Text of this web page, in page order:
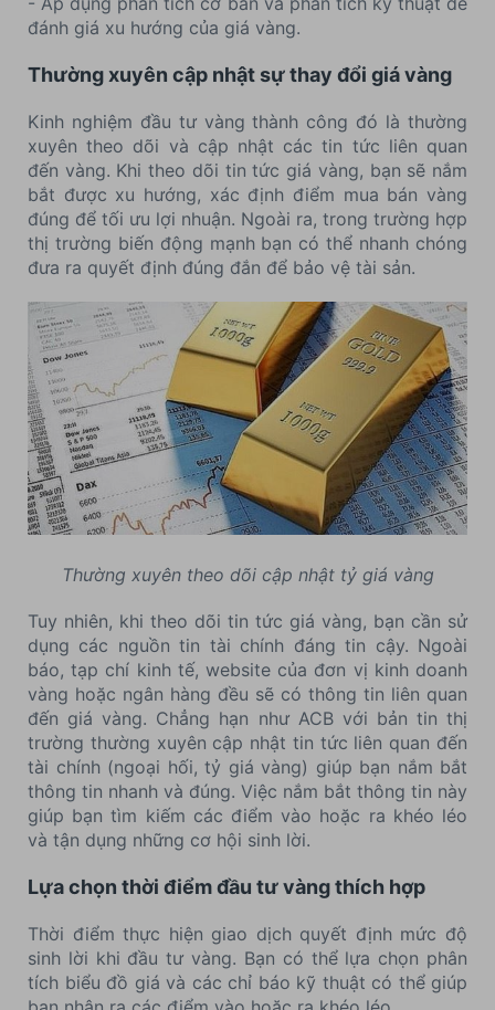
đánh giá xu hướng của giá vàng.
Thường xuyên cập nhật sự thay đổi giá vàng
Kinh nghiệm đầu tư vàng thành công đó là thường
xuyên theo dõi và cập nhật các tin tức liên quan
đến vàng. Khi theo dõi tin tức giá vàng, bạn sẽ nắm
bắt được xu hướng, xác định điểm mua bán vàng
đúng để tối ưu lợi nhuận. Ngoài ra, trong trường hợp
thị trường biến động mạnh bạn có thể nhanh chóng
đưa ra quyết định đúng đắn để bảo vệ tài sản.
Thường xuyên theo dõi cập nhật tỷ giá vàng
Tuy nhiên, khi theo dõi tin tức giá vàng, bạn cần sử
dụng các nguồn tin tài chính đáng tin cậy. Ngoài
báo, tạp chí kinh tế, website của đơn vị kinh doanh
vàng hoặc ngân hàng đều sẽ có thông tin liên quan
đến giá vàng. Chẳng hạn như ACB với bản tin thị
trường thường xuyên cập nhật tin tức liên quan đến
tài chính (ngoại hối, tỷ giá vàng) giúp bạn nắm bắt
thông tin nhanh và đúng. Việc nắm bắt thông tin này
giúp bạn tìm kiếm các điểm vào hoặc ra khéo léo
và tận dụng những cơ hội sinh lời.
Lựa chọn thời điểm đầu tư vàng thích hợp
Thời điểm thực hiện giao dịch quyết định mức độ
sinh lời khi đầu tư vàng. Bạn có thể lựa chọn phân
tích biểu đồ giá và các chỉ báo kỹ thuật có thể giúp